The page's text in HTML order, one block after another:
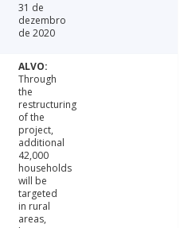
31 de
dezembro
de 2020
Through
the
restructuring
of the
project,
additional
42,000
households
will be
targeted
in rural
areas,